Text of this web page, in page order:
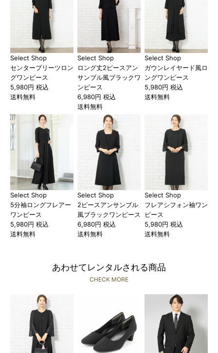
Select Shop
センタープリーツロン
グワンピース
5,980円 税込
送料無料
Select Shop
ロング丈2ピースアン
サンブル風ブラックワ
ンピース
6,980円 税込
送料無料
Select Shop
ガウンレイヤード風ロ
ングワンピース
5,980円 税込
送料無料
Select Shop
5分袖ロングフレアー
ワンピース
5,980円 税込
送料無料
Select Shop
2ピースアンサンブル
風ブラックワンピース
6,980円 税込
送料無料
Select Shop
フレアシフォン袖ワン
ピース
5,980円 税込
送料無料
あわせてレンタルされる商品
CHECK MORE